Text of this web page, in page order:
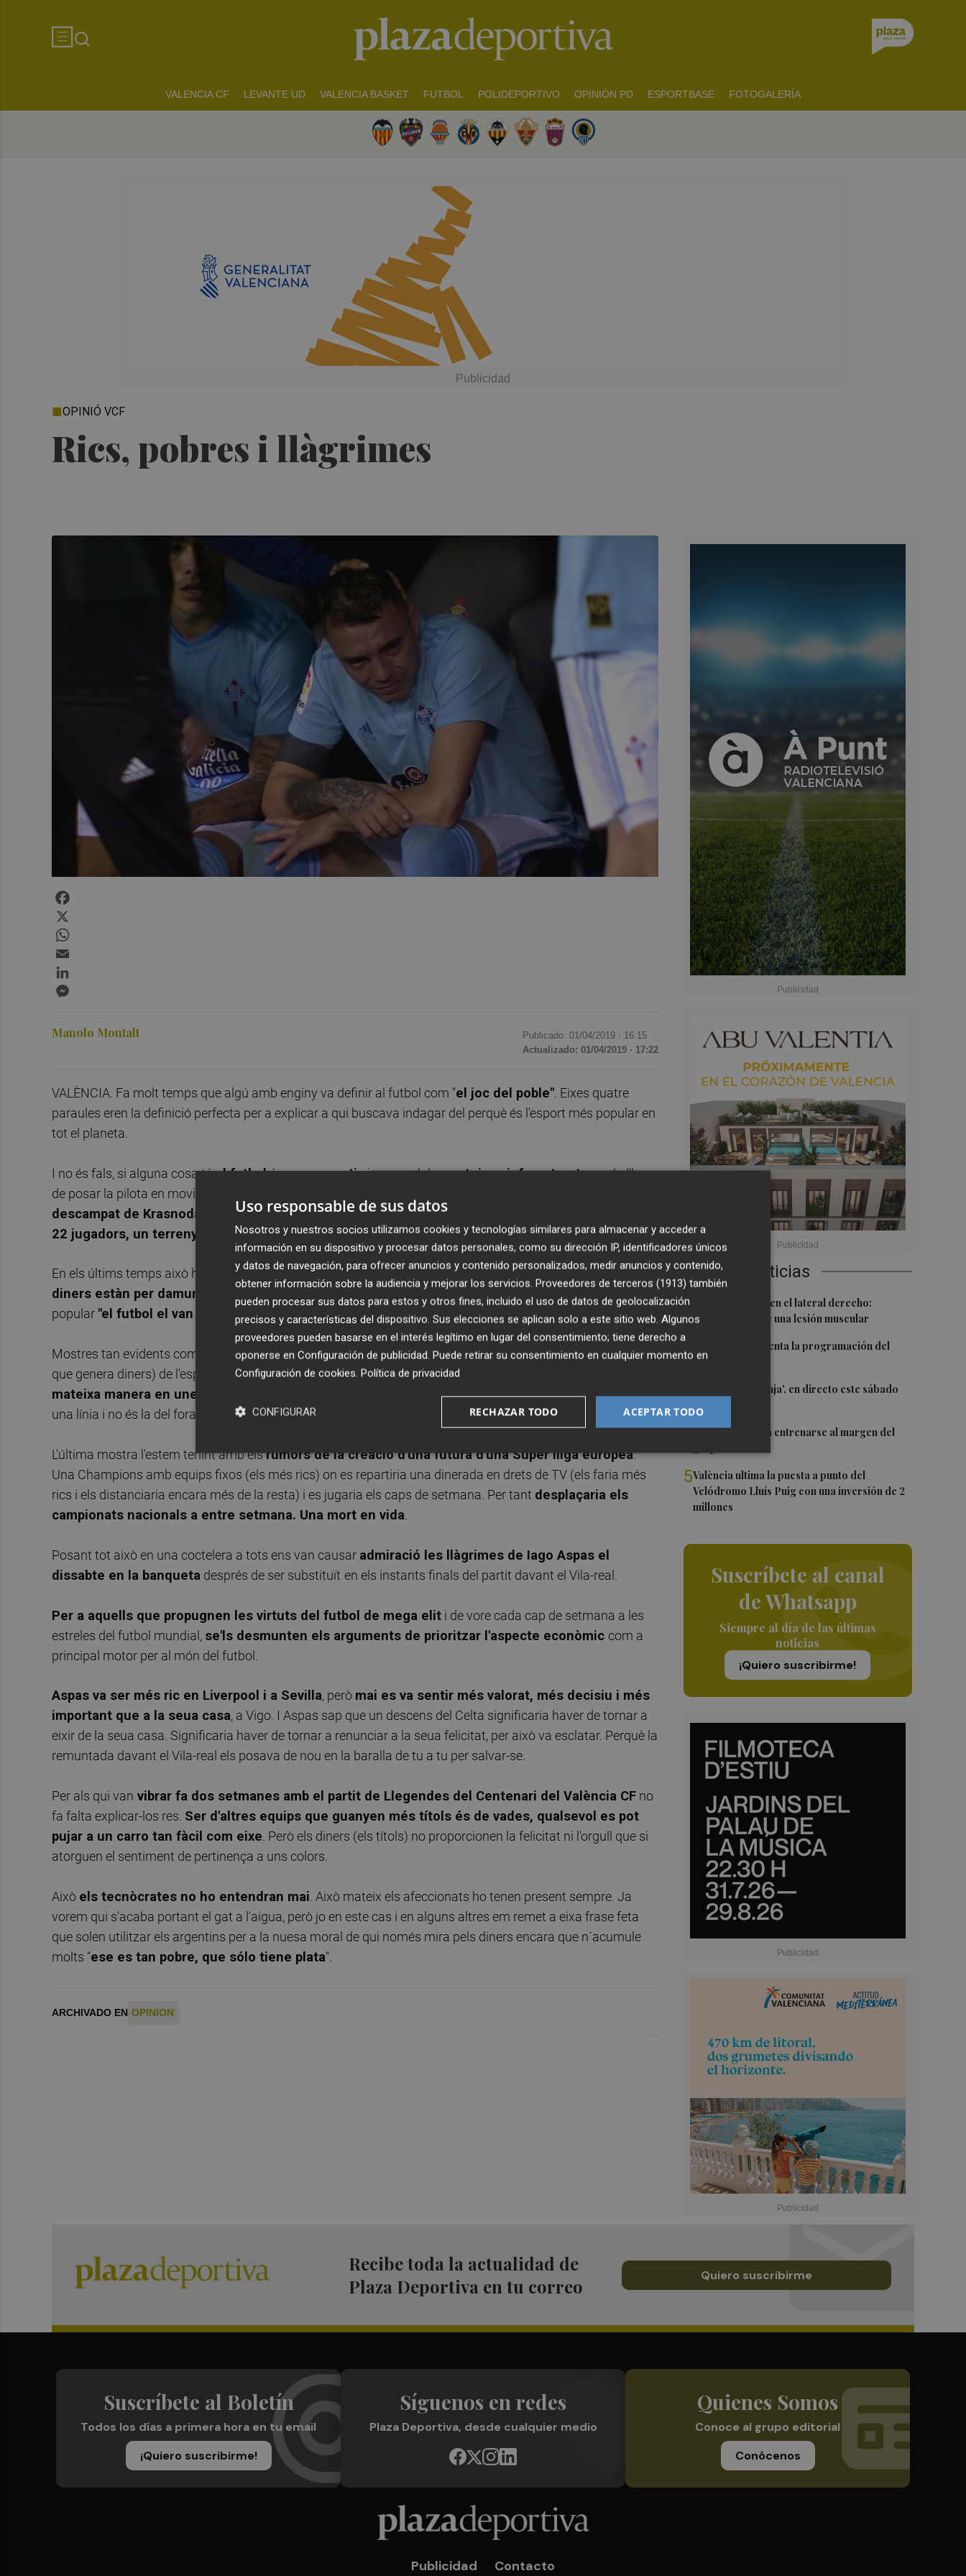
VALENCIA CF LEVANTE UD VALENCIA BASKET FUTBOL POLIDEPORTIVO OPINIÓN PD ESPORTBASE FOTOGALERÍA
Rics, pobres i llàgrimes
OPINIÓ VCF
Últimas Noticias
1
Más problemas en el lateral derecho:
Monferrer sufre una lesión muscular
2
El Valencia presenta la programación del
Trofeu Taronja
El 'Trofeu Taronja', en directo este sábado
por À Punt
4Almeida vuelve a entrenarse al margen del
5València ultima la puesta a punto del
Velódromo Lluís Puig con una inversión de 2
millones
Suscríbete al canal
de Whatsapp
Siempre al día de las últimas
noticias
¡Quiero suscribirme!
Manolo Montalt Publicado: 01/04/2019 · 16:15
Actualizado: 01/04/2019 · 17:22
VALÈNCIA. Fa molt temps que algú amb enginy va definir al futbol com "el joc del poble". Eixes quatre
paraules eren la definició perfecta per a explicar a qui buscava indagar del perquè és l'esport més popular en
tot el planeta.
I no és fals, si alguna cosa téel futbolés quepermetiajugar amb lesmateixes infraestructures(a l'hora
de posar la pilota en moviment) un
descampat de Krasnodar
(últimament no se m'ocorre un altre lloc més inóspit, vaja vosté a saber perquè):
22 jugadors, un terreny de joc, dos porteries i una pilota.
En els últims temps això ha canviat. El futbol s'ha convertit en un gegant amb tal volúmen de negoci queels
diners estàn per damunt de tot
. Ara este esport s'ha convertit en una altra cosa basada en altra definició
popular "el futbol el van inventar els pobres per a la seua felicitat, però se l´han comprat els rics".
Mostres tan evidents com el VAR allunyen i converteixen en un esport diferent el futbol d'elits(el
que genera diners) de l'esport que es juga en categories amateurs.El reglament ja no s'aplica de la
mateixa manera en unes divisions -o campionats- que en altres. Agrade o no agrade, el VAR traça
una línia i no és la del fora de joc, és la que separa a elits de bases.
L'última mostra l'estem tenint amb elsrumors de la creació d'una futura d'una Súper lliga europea.
Una Champions amb equips fixos (els més rics) on es repartiria una dinerada en drets de TV (els faria més
rics i els distanciaria encara més de la resta) i es jugaria els caps de setmana. Per tant desplaçaria els
campionats nacionals a entre setmana. Una mort en vida.
Posant tot això en una coctelera a tots ens van causar admiració les llàgrimes de Iago Aspas el
dissabte en la banqueta després de ser substituït en els instants finals del partit davant el Vila-real.
Per a aquells que propugnen les virtuts del futbol de mega elit i de vore cada cap de setmana a les
estreles del futbol mundial, se'ls desmunten els arguments de prioritzar l'aspecte econòmic com a
principal motor per al món del futbol.
Aspas va ser més ric en Liverpool i a Sevill a, però mai es va sentir més valorat, més decisiu i més
important que a la seua casa, a Vigo. I Aspas sap que un descens del Celta significaria haver de tornar a
eixir de la seua casa. Significaria haver de tornar a renunciar a la seua felicitat, per això va esclatar. Perquè la
remuntada davant el Vila-real els posava de nou en la baralla de tu a tu per salvar-se.
Per als qui van vibrar fa dos setmanes amb el partit de Llegendes del Centenari del València CF no
fa falta explicar-los res. Ser d'altres equips que guanyen més títols és de vades, qualsevol es pot
pujar a un carro tan fàcil com eixe. Però els diners (els títols) no proporcionen la felicitat ni l'orgull que si
atorguen el sentiment de pertinença a uns colors.
Això els tecnòcrates no ho entendran mai. Això mateix els afeccionats ho tenen present sempre. Ja
vorem qui s'acaba portant el gat a l'aigua, però jo en este cas i en alguns altres em remet a eixa frase feta
que solen utilitzar els argentins per a la nuesa moral de qui només mira pels diners encara que n´acumule
molts "ese es tan pobre, que sólo tiene plata".
ARCHIVADO EN OPINION
Recibe toda la actualidad de
Plaza Deportiva en tu correo
Quiero suscribirme
Suscríbete al Boletín
Todos los días a primera hora en tu email
¡Quiero suscribirme!
Síguenos en redes
Plaza Deportiva, desde cualquier medio
Quienes Somos
Conoce al grupo editorial
Conócenos
Publicidad Contacto
Uso responsable de sus datos
Nosotros y nuestros socios utilizamos cookies y tecnologías similares para almacenar y acceder a
información en su dispositivo y procesar datos personales, como su dirección IP, identificadores únicos
y datos de navegación, para ofrecer anuncios y contenido personalizados, medir anuncios y contenido,
obtener información sobre la audiencia y mejorar los servicios. Proveedores de terceros (1913) también
pueden procesar sus datos para estos y otros fines, incluido el uso de datos de geolocalización
precisos y características del dispositivo. Sus elecciones se aplican solo a este sitio web. Algunos
proveedores pueden basarse en el interés legítimo en lugar del consentimiento; tiene derecho a
oponerse en Configuración de publicidad. Puede retirar su consentimiento en cualquier momento en
Configuración de cookies. Política de privacidad
ACEPTAR TODO
RECHAZAR TODO
CONFIGURAR